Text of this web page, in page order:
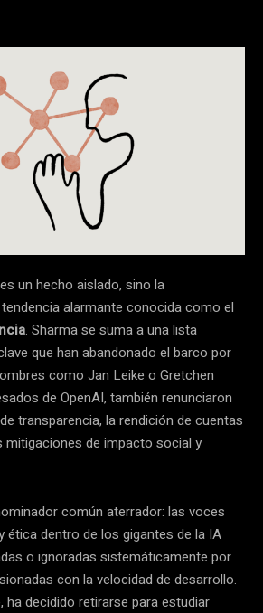
un hecho aislado, sino la
alarmante conocida como el
. Sharma se suma a una lista
que han abandonado el barco por
como Jan Leike o Gretchen
de OpenAI, también renunciaron
transparencia, la rendición de cuentas
mitigaciones de impacto social y
común aterrador: las voces
ética dentro de los gigantes de la IA
o ignoradas sistemáticamente por
con la velocidad de desarrollo.
ha decidido retirarse para estudiar